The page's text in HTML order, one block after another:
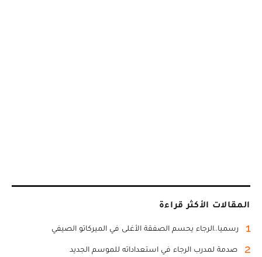
المقالات الأكثر قراءة
1 رسميا..الرجاء يحسم الصفقة الأغلى في الميركاتو الصيفي
2 صدمة لمدرب الرجاء في استعداداته للموسم الجديد